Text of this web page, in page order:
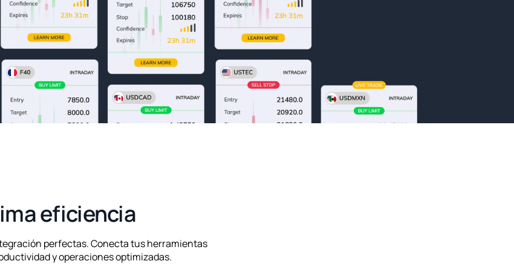
eficiencia
perfectas. Conecta tus herramientas
y operaciones optimizadas.